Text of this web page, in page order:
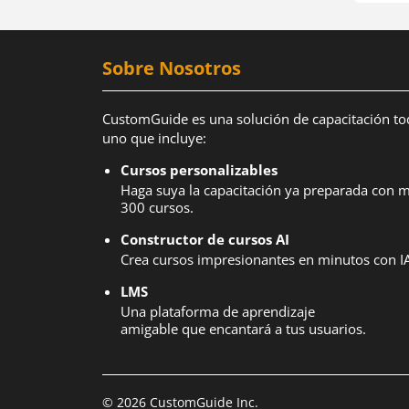
Sobre Nosotros
CustomGuide es una solución de capacitación
uno que incluye:
Cursos personalizables
Haga suya la capacitación ya preparada con
300 cursos.
Constructor de cursos AI
Crea cursos impresionantes en minutos con
LMS
Una plataforma de aprendizaje
amigable que encantará a tus usuarios.
© 2026 CustomGuide Inc.